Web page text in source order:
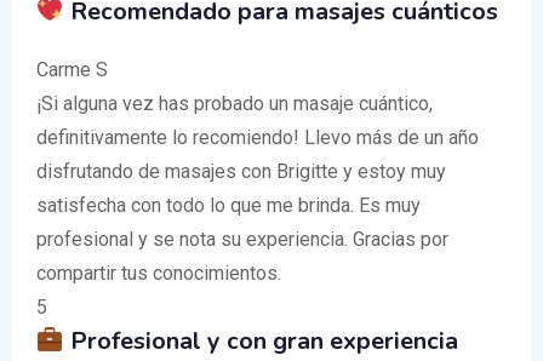
Recomendado para masajes cuánticos
Carme S
¡Si alguna vez has probado un masaje cuántico,
definitivamente lo recomiendo! Llevo más de un año
disfrutando de masajes con Brigitte y estoy muy
satisfecha con todo lo que me brinda. Es muy
profesional y se nota su experiencia. Gracias por
compartir tus conocimientos.
5
Profesional y con gran experiencia